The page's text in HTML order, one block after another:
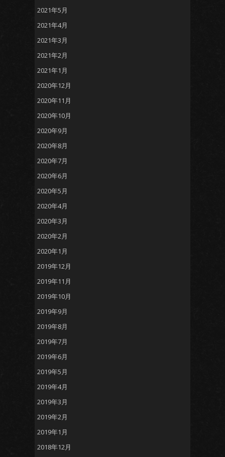
2021年5月
2021年4月
2021年3月
2021年2月
2021年1月
2020年12月
2020年11月
2020年10月
2020年9月
2020年8月
2020年7月
2020年6月
2020年5月
2020年4月
2020年3月
2020年2月
2020年1月
2019年12月
2019年11月
2019年10月
2019年9月
2019年8月
2019年7月
2019年6月
2019年5月
2019年4月
2019年3月
2019年2月
2019年1月
2018年12月